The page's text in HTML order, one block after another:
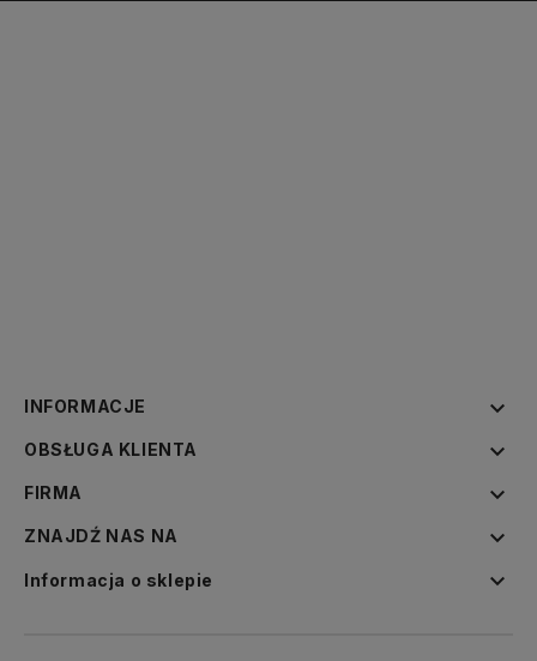
INFORMACJE 
OBSŁUGA KLIENTA 
FIRMA 
ZNAJDŹ NAS NA 
Informacja o sklepie 